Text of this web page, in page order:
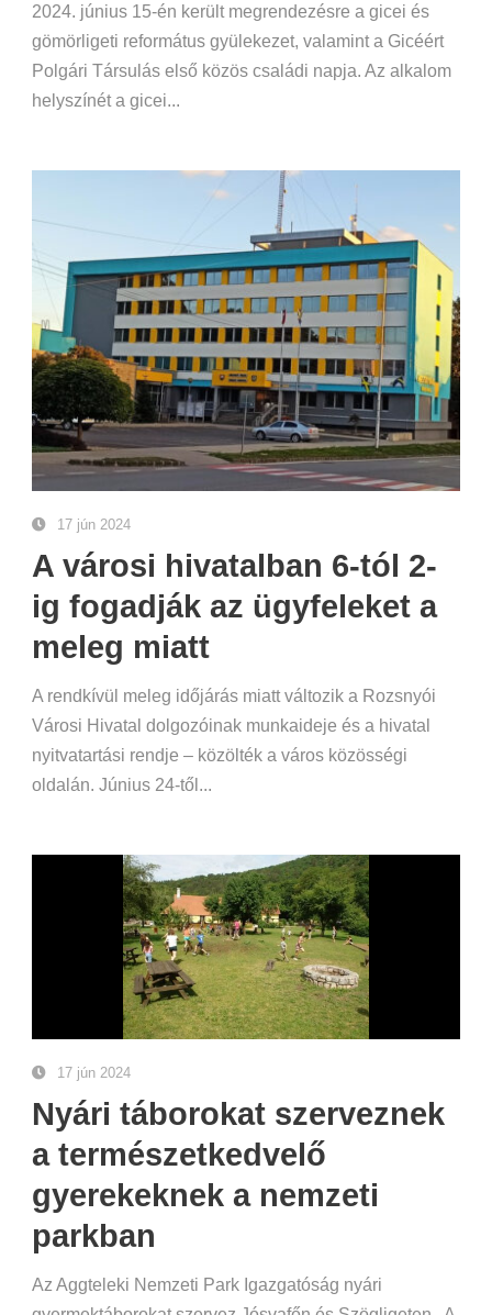
2024. június 15-én került megrendezésre a gicei és
gömörligeti református gyülekezet, valamint a Gicéért
Polgári Társulás első közös családi napja. Az alkalom
helyszínét a gicei...
17 jún 2024
A városi hivatalban 6-tól 2-
ig fogadják az ügyfeleket a
meleg miatt
A rendkívül meleg időjárás miatt változik a Rozsnyói
Városi Hivatal dolgozóinak munkaideje és a hivatal
nyitvatartási rendje – közölték a város közösségi
oldalán. Június 24-től...
17 jún 2024
Nyári táborokat szerveznek
a természetkedvelő
gyerekeknek a nemzeti
parkban
Az Aggteleki Nemzeti Park Igazgatóság nyári